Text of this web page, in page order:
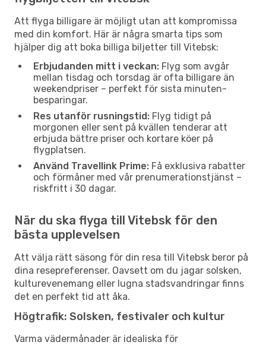
Att flyga billigare är möjligt utan att kompromissa
med din komfort. Här är några smarta tips som
hjälper dig att boka billiga biljetter till Vitebsk:
Erbjudanden mitt i veckan: Flyg som avgår
mellan tisdag och torsdag är ofta billigare än
weekendpriser – perfekt för sista minuten-
besparingar.
Res utanför rusningstid: Flyg tidigt på
morgonen eller sent på kvällen tenderar att
erbjuda bättre priser och kortare köer på
flygplatsen.
Använd Travellink Prime: Få exklusiva rabatter
och förmåner med vår prenumerationstjänst –
riskfritt i 30 dagar.
När du ska flyga till Vitebsk för den
bästa upplevelsen
Att välja rätt säsong för din resa till Vitebsk beror på
dina resepreferenser. Oavsett om du jagar solsken,
kulturevenemang eller lugna stadsvandringar finns
det en perfekt tid att åka.
Högtrafik: Solsken, festivaler och kultur
Varma vädermånader är idealiska för